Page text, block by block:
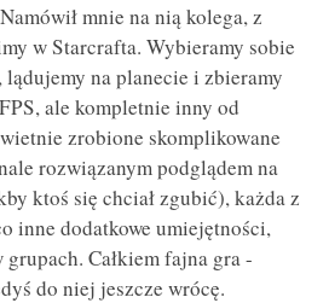
mnie na nią kolega, z
w Starcrafta. Wybieramy sobie
na planecie i zbieramy
ale kompletnie inny od
zrobione skomplikowane
rozwiązanym podglądem na
ktoś się chciał zgubić), każda z
inne dodatkowe umiejętności,
Całkiem fajna gra -
do niej jeszcze wrócę.